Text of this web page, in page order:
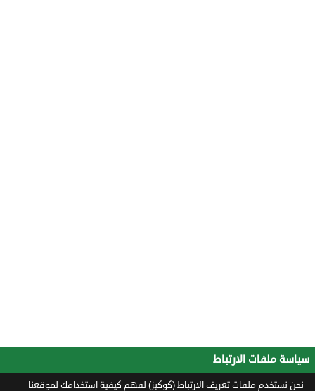
سياسة ملفات الارتباط
نحن نستخدم ملفات تعريف الارتباط (كوكيز) لفهم كيفية استخدامك لموقعنا